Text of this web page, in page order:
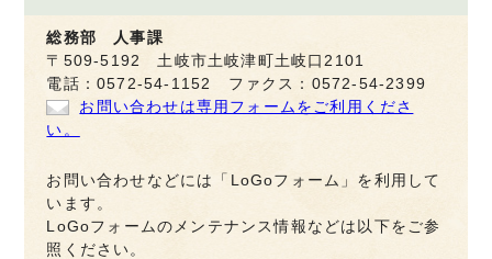
総務部 人事課
〒509-5192 土岐市土岐津町土岐口2101
電話：0572-54-1152 ファクス：0572-54-2399
お問い合わせは専用フォームをご利用くださ
い。
お問い合わせなどには「LoGoフォーム」を利用して
います。
LoGoフォームのメンテナンス情報などは以下をご参
照ください。